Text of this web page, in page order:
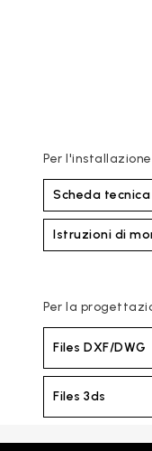
Per l'installazione
Scheda tecnica
Istruzioni di
Per la
Files DXF/DWG
Files 3ds